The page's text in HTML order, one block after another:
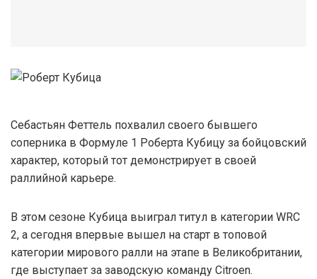
Себастьян Феттель похвалил своего бывшего
соперника в Формуле 1 Роберта Кубицу за бойцовский
характер, который тот демонстрирует в своей
раллийной карьере.
В этом сезоне Кубица выиграл титул в категории WRC
2, а сегодня впервые вышел на старт в топовой
категории мирового ралли на этапе в Великобритании,
где выступает за заводскую команду Citroen.